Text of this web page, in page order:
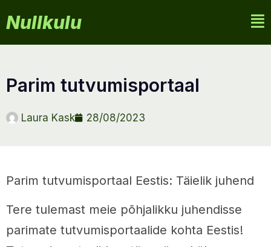
Nullkulu
parim tutvumisportaal
Laura Kask 28/08/2023
Parim tutvumisportaal Eestis: Täielik juhend
Tere tulemast meie põhjalikku juhendisse
parimate tutvumisportaalide kohta Eestis!